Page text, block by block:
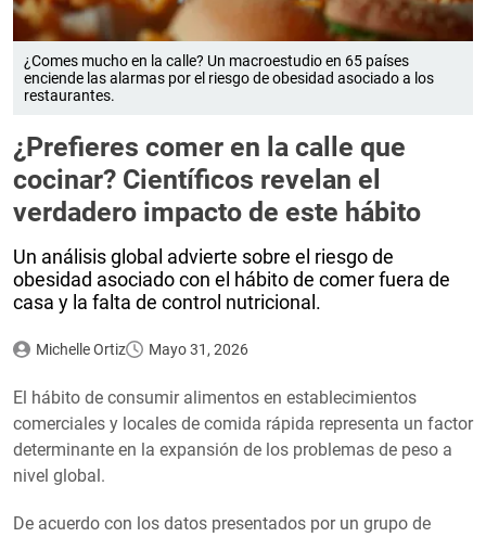
¿Comes mucho en la calle? Un macroestudio en 65 países
enciende las alarmas por el riesgo de obesidad asociado a los
restaurantes.
¿Prefieres comer en la calle que
cocinar? Científicos revelan el
verdadero impacto de este hábito
Un análisis global advierte sobre el riesgo de
obesidad asociado con el hábito de comer fuera de
casa y la falta de control nutricional.
Michelle Ortiz Mayo 31, 2026
El hábito de consumir alimentos en establecimientos
comerciales y locales de comida rápida representa un factor
determinante en la expansión de los problemas de peso a
nivel global.
De acuerdo con los datos presentados por un grupo de